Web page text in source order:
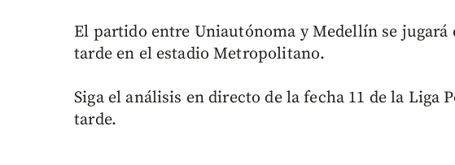
El partido entre Uniautónoma y Medellín se jugará
tarde en el estadio Metropolitano.
Siga el análisis en directo de la fecha 11 de la Liga
tarde.